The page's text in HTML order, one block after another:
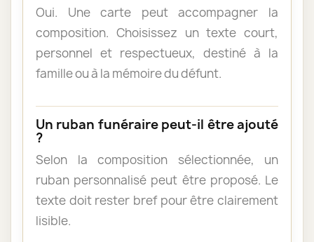
Oui. Une carte peut accompagner la
composition. Choisissez un texte court,
personnel et respectueux, destiné à la
famille ou à la mémoire du défunt.
Un ruban funéraire peut-il être ajouté
?
Selon la composition sélectionnée, un
ruban personnalisé peut être proposé. Le
texte doit rester bref pour être clairement
lisible.